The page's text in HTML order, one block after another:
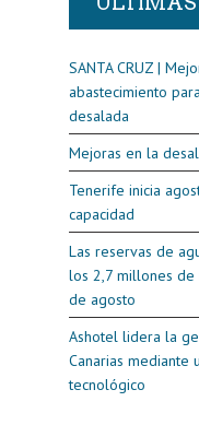
SANTA CRUZ |
abastecimiento
desalada
Mejoras en la
Tenerife inicia
capacidad
Las reservas de
los 2,7 millones de
de agosto
Ashotel lidera la
Canarias mediante
tecnológico